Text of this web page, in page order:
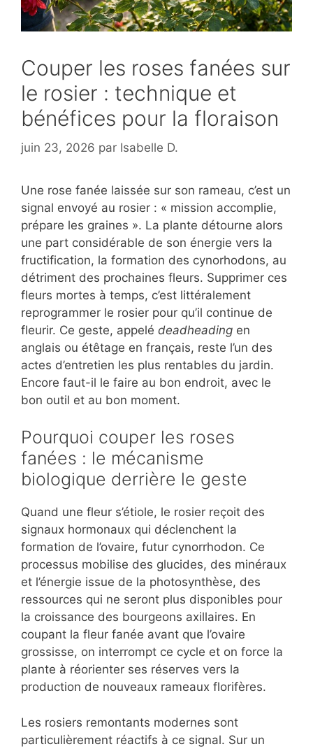
Couper les roses fanées sur
le rosier : technique et
bénéfices pour la floraison
juin 23, 2026 par Isabelle D.
Une rose fanée laissée sur son rameau, c’est un
signal envoyé au rosier : « mission accomplie,
prépare les graines ». La plante détourne alors
une part considérable de son énergie vers la
fructification, la formation des cynorhodons, au
détriment des prochaines fleurs. Supprimer ces
fleurs mortes à temps, c’est littéralement
reprogrammer le rosier pour qu’il continue de
fleurir. Ce geste, appelé deadheading en
anglais ou étêtage en français, reste l’un des
actes d’entretien les plus rentables du jardin.
Encore faut-il le faire au bon endroit, avec le
bon outil et au bon moment.
Pourquoi couper les roses
fanées : le mécanisme
biologique derrière le geste
Quand une fleur s’étiole, le rosier reçoit des
signaux hormonaux qui déclenchent la
formation de l’ovaire, futur cynorrhodon. Ce
processus mobilise des glucides, des minéraux
et l’énergie issue de la photosynthèse, des
ressources qui ne seront plus disponibles pour
la croissance des bourgeons axillaires. En
coupant la fleur fanée avant que l’ovaire
grossisse, on interrompt ce cycle et on force la
plante à réorienter ses réserves vers la
production de nouveaux rameaux florifères.
Les rosiers remontants modernes sont
particulièrement réactifs à ce signal. Sur un